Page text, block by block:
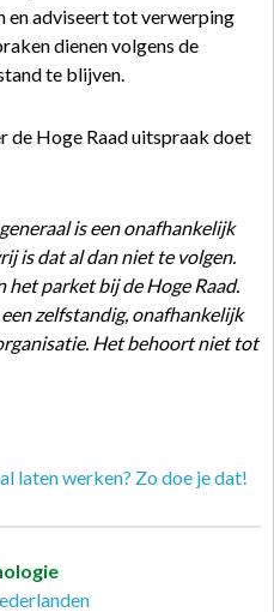
en adviseert tot verwerping
dienen volgens de
te blijven.
de Hoge Raad uitspraak doet
is een onafhankelijk
is dat al dan niet te volgen.
het parket bij de Hoge Raad.
zelfstandig, onafhankelijk
Het behoort niet tot
laten werken? Zo doe je dat!